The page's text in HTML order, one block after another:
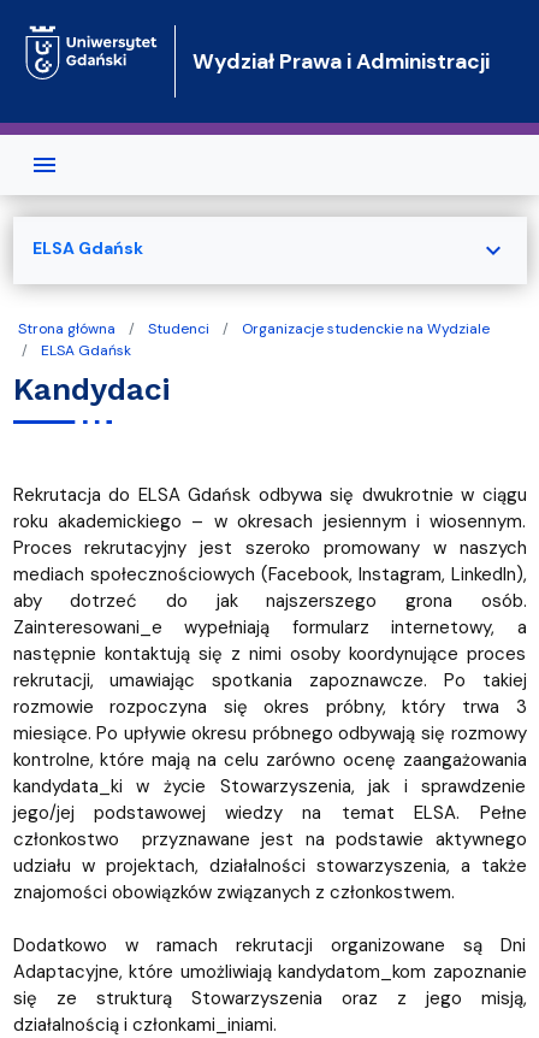
Wydział Prawa i Administracji
Strona główna Studenci
Organizacje studenckie na Wydziale
ELSA Gdańsk
Kandydaci
Rekrutacja do ELSA Gdańsk odbywa się dwukrotnie w ciągu
roku akademickiego – w okresach jesiennym i wiosennym.
Proces rekrutacyjny jest szeroko promowany w naszych
mediach społecznościowych (Facebook, Instagram, LinkedIn),
aby dotrzeć do jak najszerszego grona osób.
Zainteresowani_e wypełniają formularz internetowy, a
następnie kontaktują się z nimi osoby koordynujące proces
rekrutacji, umawiając spotkania zapoznawcze. Po takiej
rozmowie rozpoczyna się okres próbny, który trwa 3
miesiące. Po upływie okresu próbnego odbywają się rozmowy
kontrolne, które mają na celu zarówno ocenę zaangażowania
kandydata_ki w życie Stowarzyszenia, jak i sprawdzenie
jego/jej podstawowej wiedzy na temat ELSA. Pełne
członkostwo przyznawane jest na podstawie aktywnego
udziału w projektach, działalności stowarzyszenia, a także
znajomości obowiązków związanych z członkostwem.
Dodatkowo w ramach rekrutacji organizowane są Dni
Adaptacyjne, które umożliwiają kandydatom_kom zapoznanie
się ze strukturą Stowarzyszenia oraz z jego misją,
działalnością i członkami_iniami.
ELSA Gdańsk expand_more